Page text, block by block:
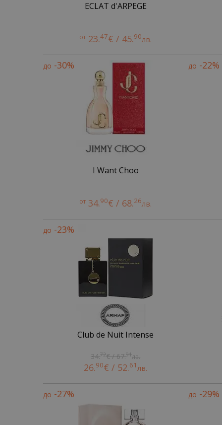
ECLAT d'ARPEGE
от 23.47€ / 45.90лв.
до -30%
I Want Choo
от 34.90€ / 68.26лв.
до -22%
до -23%
Club de Nuit Intense
34.72€ / 67.91лв.
26.90€ / 52.61лв.
до -27% до -29%